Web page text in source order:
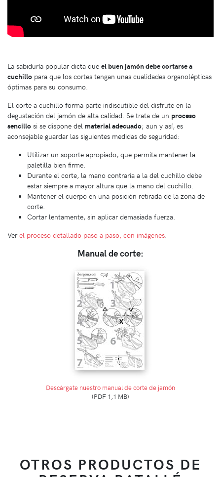
La sabiduría popular dicta que el buen jamón debe cortarse a
cuchillo para que los cortes tengan unas cualidades organolépticas
óptimas para su consumo.
El corte a cuchillo forma parte indiscutible del disfrute en la
degustación del jamón de alta calidad. Se trata de un proceso
sencillo si se dispone del material adecuado; aun y así, es
aconsejable guardar las siguientes medidas de seguridad:
Utilizar un soporte apropiado, que permita mantener la
paletilla bien firme.
Durante el corte, la mano contraria a la del cuchillo debe
estar siempre a mayor altura que la mano del cuchillo.
Mantener el cuerpo en una posición retirada de la zona de
corte.
Cortar lentamente, sin aplicar demasiada fuerza.
Verel proceso detallado paso a paso, con imágenes
Manual de corte:
Descárgate nuestro manual de corte de jamón
(PDF 1,1 MB)
OTROS PRODUCTOS DE